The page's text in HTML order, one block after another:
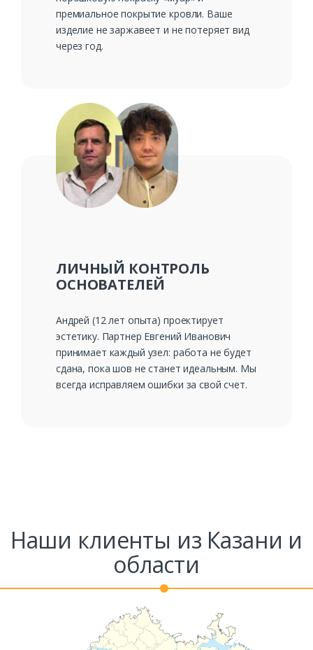
премиальное покрытие кровли. Ваше
изделие не заржавеет и не потеряет вид
через год.
ЛИЧНЫЙ КОНТРОЛЬ
ОСНОВАТЕЛЕЙ
Андрей (12 лет опыта) проектирует
эстетику. Партнер Евгений Иванович
принимает каждый узел: работа не будет
сдана, пока шов не станет идеальным. Мы
всегда исправляем ошибки за свой счет.
Наши клиенты из Казани и
области